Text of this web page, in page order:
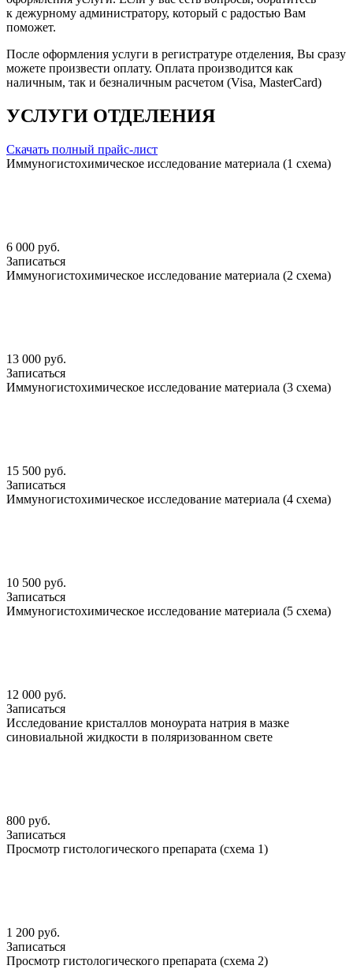
к дежурному администратору, который с радостью Вам
поможет.
После оформления услуги в регистратуре отделения, Вы сразу
можете произвести оплату. Оплата производится как
наличным, так и безналичным расчетом (Visa, MasterCard)
УСЛУГИ ОТДЕЛЕНИЯ
Скачать полный прайс-лист
Иммуногистохимическое исследование материала (1 схема)
6 000 руб.
Записаться
Иммуногистохимическое исследование материала (2 схема)
13 000 руб.
Записаться
Иммуногистохимическое исследование материала (3 схема)
15 500 руб.
Записаться
Иммуногистохимическое исследование материала (4 схема)
10 500 руб.
Записаться
Иммуногистохимическое исследование материала (5 схема)
12 000 руб.
Записаться
Исследование кристаллов моноурата натрия в мазке
синовиальной жидкости в поляризованном свете
800 руб.
Записаться
Просмотр гистологического препарата (схема 1)
1 200 руб.
Записаться
Просмотр гистологического препарата (схема 2)